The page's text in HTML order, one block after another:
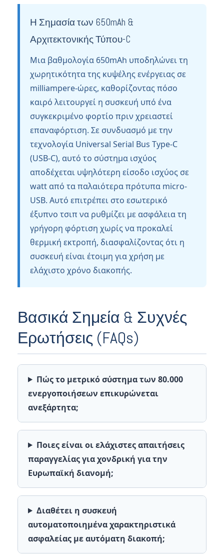
Η Σημασία των 650mAh &
Αρχιτεκτονικής Τύπου-C
Μια βαθμολογία 650mAh υποδηλώνει τη
χωρητικότητα της κυψέλης ενέργειας σε
milliampere-ώρες, καθορίζοντας πόσο
καιρό λειτουργεί η συσκευή υπό ένα
συγκεκριμένο φορτίο πριν χρειαστεί
επαναφόρτιση. Σε συνδυασμό με την
τεχνολογία Universal Serial Bus Type-C
(USB-C), αυτό το σύστημα ισχύος
αποδέχεται υψηλότερη είσοδο ισχύος σε
watt από τα παλαιότερα πρότυπα micro-
USB. Αυτό επιτρέπει στο εσωτερικό
έξυπνο τσιπ να ρυθμίζει με ασφάλεια τη
γρήγορη φόρτιση χωρίς να προκαλεί
θερμική εκτροπή, διασφαλίζοντας ότι η
συσκευή είναι έτοιμη για χρήση με
ελάχιστο χρόνο διακοπής.
Βασικά Σημεία & Συχνές
Ερωτήσεις (FAQs)
Πώς το μετρικό σύστημα των 80.000
ενεργοποιήσεων επικυρώνεται
ανεξάρτητα;
Ποιες είναι οι ελάχιστες απαιτήσεις
παραγγελίας για χονδρική για την
Ευρωπαϊκή διανομή;
Διαθέτει η συσκευή
αυτοματοποιημένα χαρακτηριστικά
ασφαλείας με αυτόματη διακοπή;